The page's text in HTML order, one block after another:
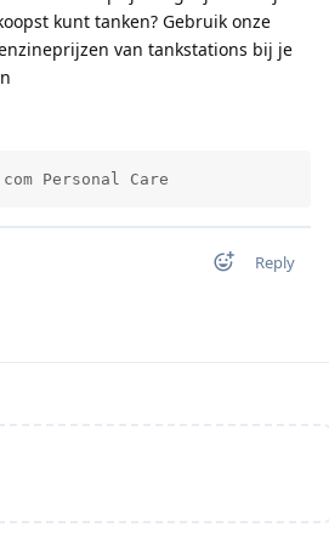
kunt tanken? Gebruik onze
van tankstations bij je
com Personal Care
Reply